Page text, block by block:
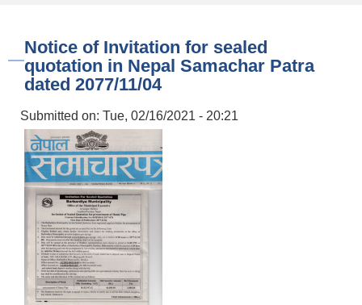
Notice of Invitation for sealed
quotation in Nepal Samachar Patra
dated 2077/11/04
Submitted on: Tue, 02/16/2021 - 20:21